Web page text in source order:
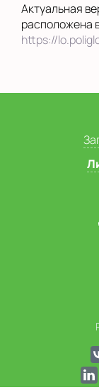
Актуальная
расположена
https://